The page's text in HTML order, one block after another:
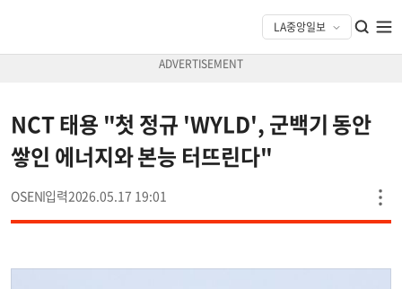
NCT 태용 "첫 정규 'WYLD', 군백기 동안
쌓인 에너지와 본능 터뜨린다"
OSEN 2026.05.17 19:01